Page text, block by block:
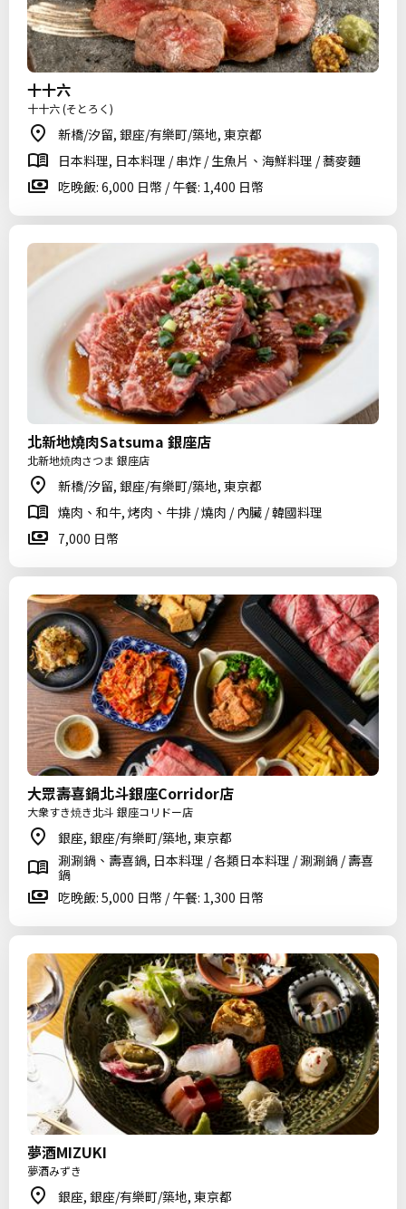
十十六
十十六 (そとろく)
新橋/汐留, 銀座/有樂町/築地, 東京都
日本料理, 日本料理 / 串炸 / 生魚片、海鮮料理 / 蕎麥麵
吃晚飯: 6,000 日幣 / 午餐: 1,400 日幣
北新地燒肉Satsuma 銀座店
北新地焼肉さつま 銀座店
新橋/汐留, 銀座/有樂町/築地, 東京都
燒肉、和牛, 烤肉、牛排 / 燒肉 / 內臟 / 韓國料理
7,000 日幣
大眾壽喜鍋北斗銀座Corridor店
大衆すき焼き北斗 銀座コリドー店
銀座, 銀座/有樂町/築地, 東京都
涮涮鍋、壽喜鍋, 日本料理 / 各類日本料理 / 涮涮鍋 / 壽喜
鍋
吃晚飯: 5,000 日幣 / 午餐: 1,300 日幣
夢酒MIZUKI
夢酒みずき
銀座, 銀座/有樂町/築地, 東京都